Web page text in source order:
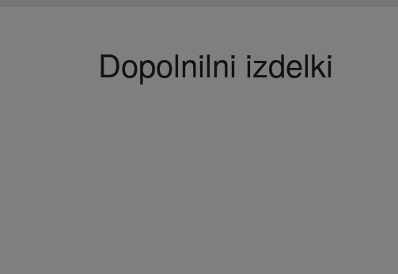
Dopolnilni izdelki